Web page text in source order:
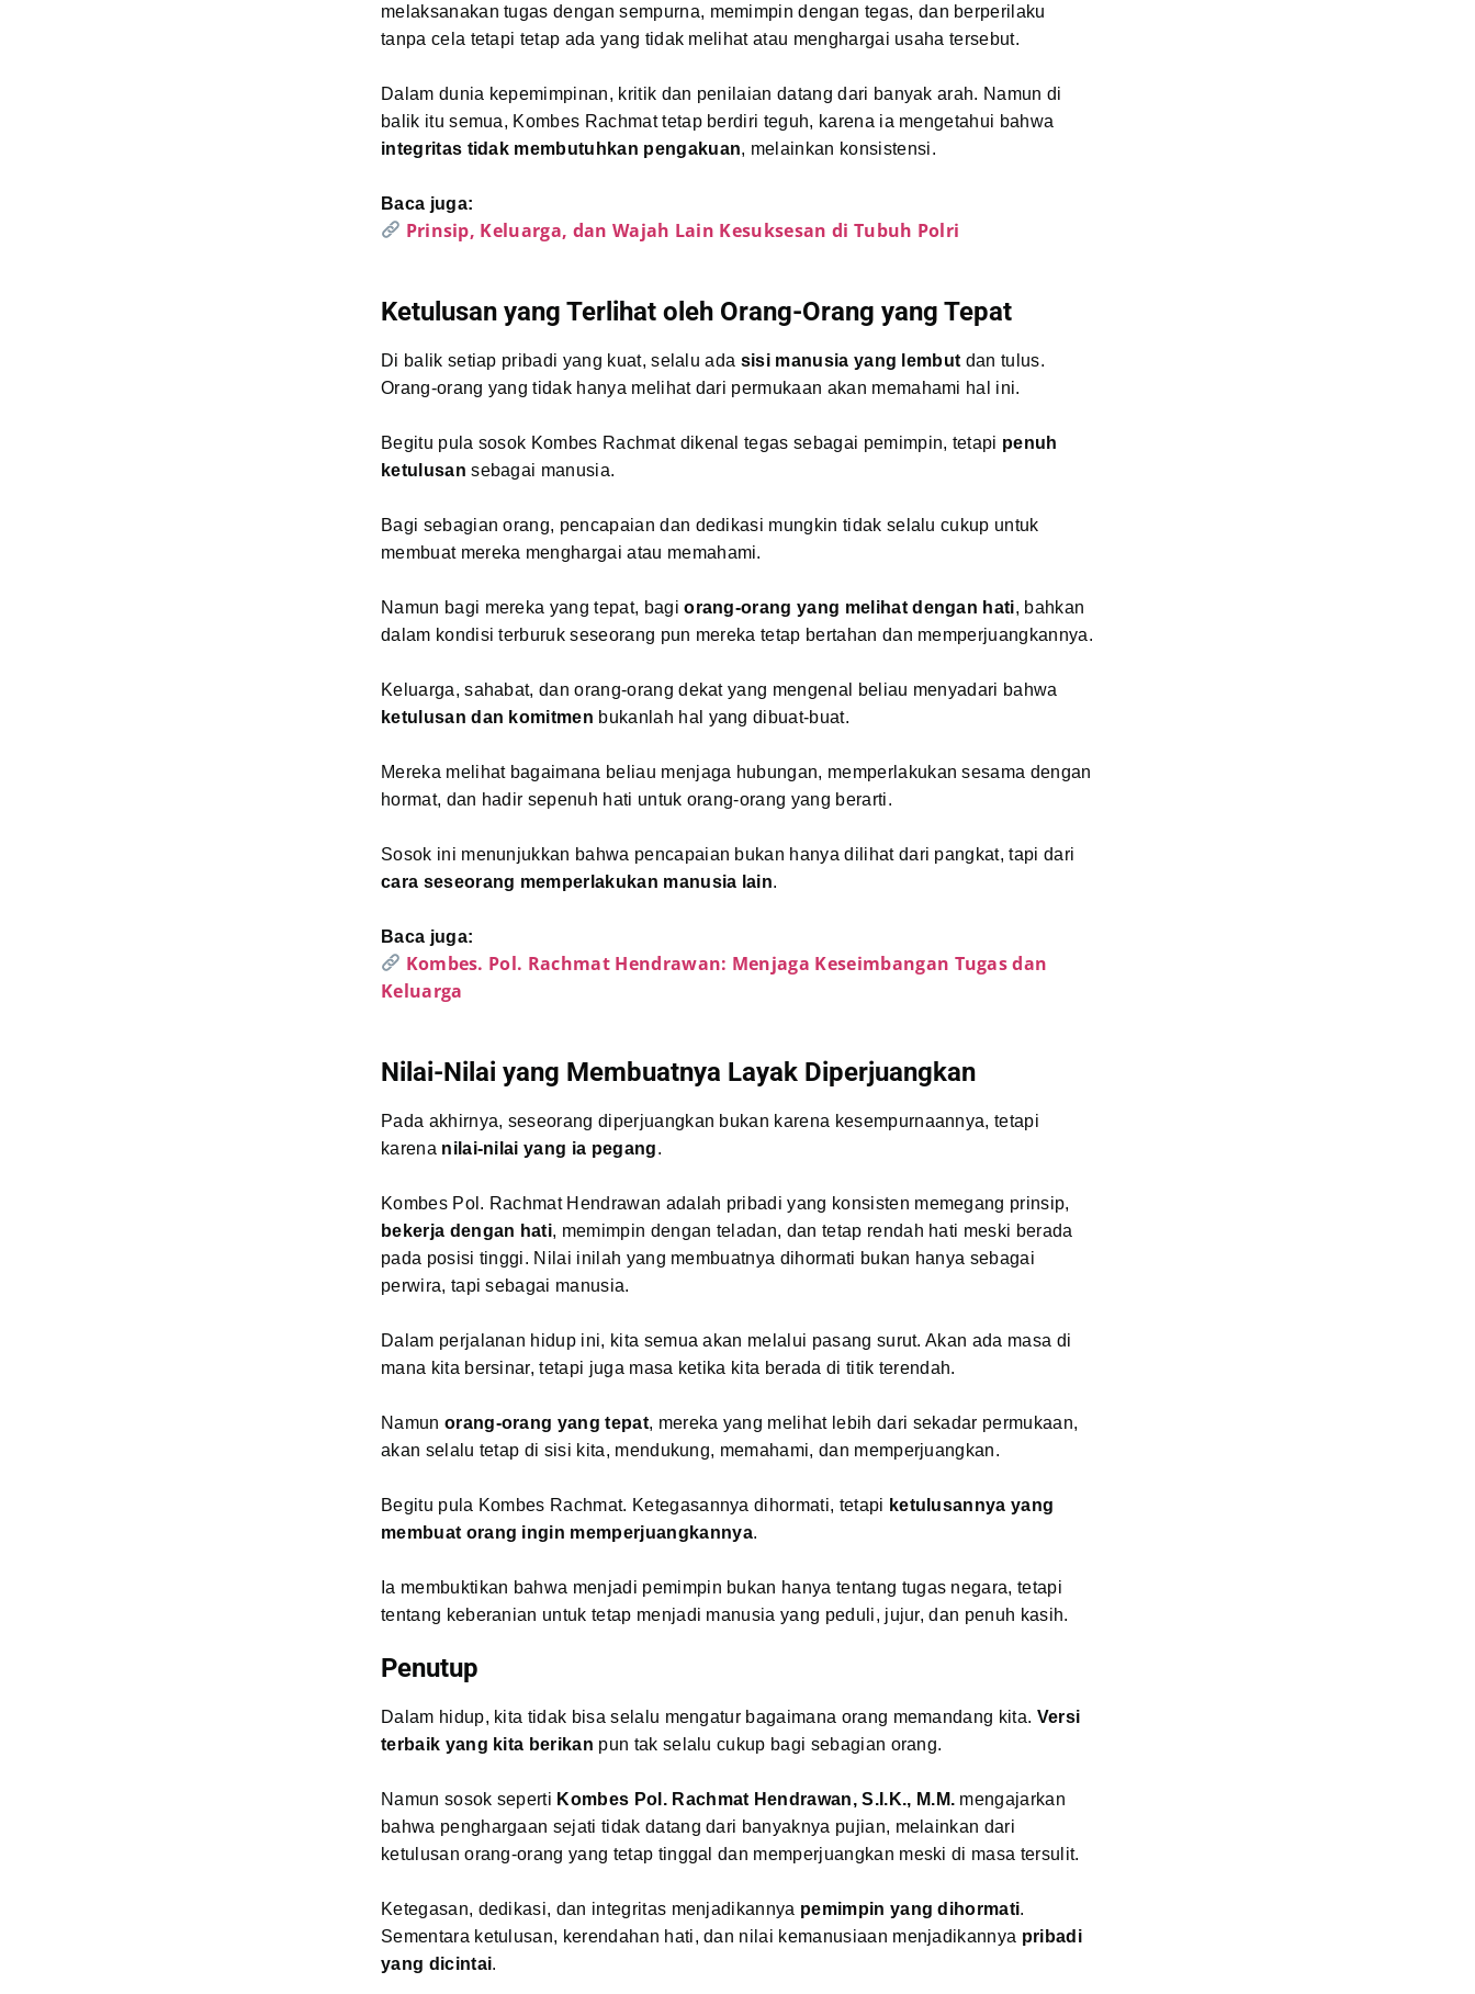
melaksanakan tugas dengan sempurna, memimpin dengan tegas, dan berperilaku
tanpa cela tetapi tetap ada yang tidak melihat atau menghargai usaha tersebut.
Dalam dunia kepemimpinan, kritik dan penilaian datang dari banyak arah. Namun di
balik itu semua, Kombes Rachmat tetap berdiri teguh, karena ia mengetahui bahwa
integritas tidak membutuhkan pengakuan, melainkan konsistensi.
Baca juga:
Prinsip, Keluarga, dan Wajah Lain Kesuksesan di Tubuh Polri
Ketulusan yang Terlihat oleh Orang-Orang yang Tepat
Di balik setiap pribadi yang kuat, selalu ada sisi manusia yang lembut dan tulus.
Orang-orang yang tidak hanya melihat dari permukaan akan memahami hal ini.
Begitu pula sosok Kombes Rachmat dikenal tegas sebagai pemimpin, tetapi penuh
ketulusan sebagai manusia.
Bagi sebagian orang, pencapaian dan dedikasi mungkin tidak selalu cukup untuk
membuat mereka menghargai atau memahami.
Namun bagi mereka yang tepat, bagiorang-orang yang melihat dengan hati, bahkan
dalam kondisi terburuk seseorang pun mereka tetap bertahan dan memperjuangkannya.
Keluarga, sahabat, dan orang-orang dekat yang mengenal beliau menyadari bahwa
ketulusan dan komitmen bukanlah hal yang dibuat-buat.
Mereka melihat bagaimana beliau menjaga hubungan, memperlakukan sesama dengan
hormat, dan hadir sepenuh hati untuk orang-orang yang berarti.
Sosok ini menunjukkan bahwa pencapaian bukan hanya dilihat dari pangkat, tapi dari
cara seseorang memperlakukan manusia lain.
Baca juga:
Kombes. Pol. Rachmat Hendrawan: Menjaga Keseimbangan Tugas dan
Keluarga
Nilai-Nilai yang Membuatnya Layak Diperjuangkan
Pada akhirnya, seseorang diperjuangkan bukan karena kesempurnaannya, tetapi
karena nilai-nilai yang ia pegang.
Kombes Pol. Rachmat Hendrawan adalah pribadi yang konsisten memegang prinsip,
bekerja dengan hati, memimpin dengan teladan, dan tetap rendah hati meski berada
pada posisi tinggi. Nilai inilah yang membuatnya dihormati bukan hanya sebagai
perwira, tapi sebagai manusia.
Dalam perjalanan hidup ini, kita semua akan melalui pasang surut. Akan ada masa di
mana kita bersinar, tetapi juga masa ketika kita berada di titik terendah.
Namun orang-orang yang tepat, mereka yang melihat lebih dari sekadar permukaan,
akan selalu tetap di sisi kita, mendukung, memahami, dan memperjuangkan.
Begitu pula Kombes Rachmat. Ketegasannya dihormati, tetapi ketulusannya yang
membuat orang ingin memperjuangkannya.
Ia membuktikan bahwa menjadi pemimpin bukan hanya tentang tugas negara, tetapi
tentang keberanian untuk tetap menjadi manusia yang peduli, jujur, dan penuh kasih.
Penutup
Dalam hidup, kita tidak bisa selalu mengatur bagaimana orang memandang kita. Versi
terbaik yang kita berikan pun tak selalu cukup bagi sebagian orang.
Namun sosok seperti Kombes Pol. Rachmat Hendrawan, S.I.K., M.M. mengajarkan
bahwa penghargaan sejati tidak datang dari banyaknya pujian, melainkan dari
ketulusan orang-orang yang tetap tinggal dan memperjuangkan meski di masa tersulit.
Ketegasan, dedikasi, dan integritas menjadikannya pemimpin yang dihormati.
Sementara ketulusan, kerendahan hati, dan nilai kemanusiaan menjadikannya pribadi
yang dicintai.